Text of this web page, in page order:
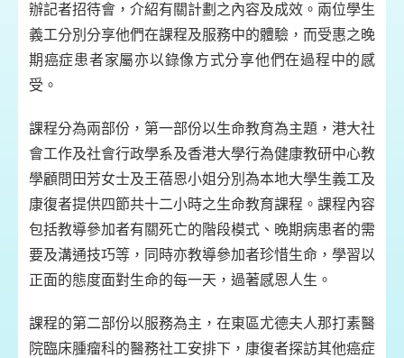
辦記者招待會，介紹有關計劃之內容及成效。兩位學生
義工分別分享他們在課程及服務中的體驗，而受惠之晚
期癌症患者家屬亦以錄像方式分享他們在過程中的感
受。
課程分為兩部份，第一部份以生命教育為主題，港大社
會工作及社會行政學系及香港大學行為健康教研中心教
學顧問田芳女士及王蓓恩小姐分別為本地大學生義工及
康復者提供四節共十二小時之生命教育課程。課程內容
包括教導參加者有關死亡的階段模式、晚期病患者的需
要及溝通技巧等，同時亦教導參加者珍惜生命，學習以
正面的態度面對生命的每一天，過著感恩人生。
課程的第二部份以服務為主，在東區尤德夫人那打素醫
院臨床腫瘤科的醫務社工安排下，康復者探訪其他癌症